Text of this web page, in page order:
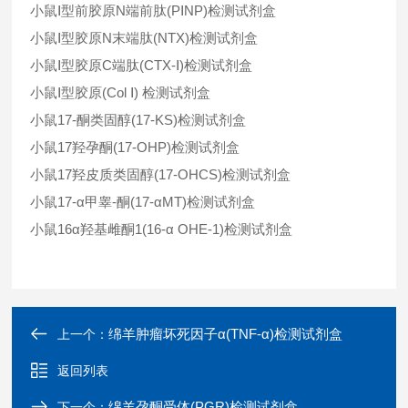
小鼠Ⅰ型前胶原N端前肽(PⅠNP)检测试剂盒
小鼠Ⅰ型胶原N末端肽(NTX)检测试剂盒
小鼠Ⅰ型胶原C端肽(CTX-Ⅰ)检测试剂盒
小鼠Ⅰ型胶原(Col Ⅰ) 检测试剂盒
小鼠17-酮类固醇(17-KS)检测试剂盒
小鼠17羟孕酮(17-OHP)检测试剂盒
小鼠17羟皮质类固醇(17-OHCS)检测试剂盒
小鼠17-α甲睾-酮(17-αMT)检测试剂盒
小鼠16α羟基雌酮1(16-α OHE-1)检测试剂盒
上一个：绵羊肿瘤坏死因子α(TNF-α)检测试剂盒
返回列表